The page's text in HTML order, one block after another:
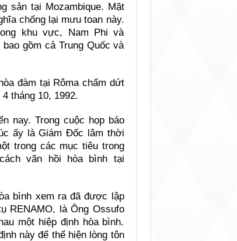
sản tại Mozambique. Mặt
chống lại mưu toan này.
khu vực, Nam Phi và
gồm cả Trung Quốc và
đàm tại Rôma chấm dứt
tháng 10, 1992.
nay. Trong cuộc họp báo
ấy là Giám Đốc lâm thời
trong các mục tiêu trong
vãn hồi hòa bình tại
bình xem ra đã được lập
RENAMO, là Ông Ossufo
một hiệp định hòa bình.
này để thể hiện lòng tôn